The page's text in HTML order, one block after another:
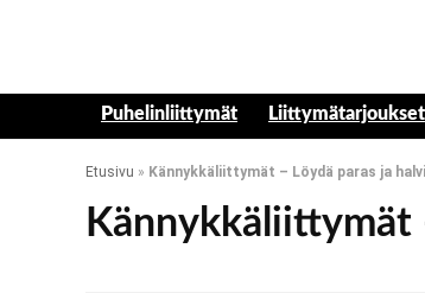
Puhelinliittymät Liittymätarjoukset
Etusivu » Kännykkäliittymät – Löydä paras ja
Kännykkäliittymät